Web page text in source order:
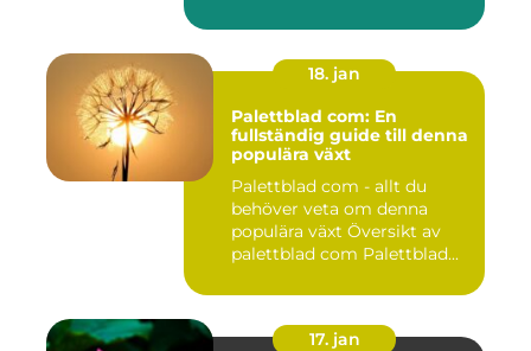
18. jan
Palettblad com: En
fullständig guide till denna
populära växt
Palettblad com - allt du
behöver veta om denna
populära växt Översikt av
palettblad com Palettblad...
17. jan